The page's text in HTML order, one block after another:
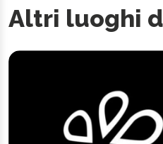
Altri luoghi